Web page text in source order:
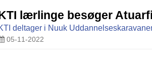
lærlinge besøger
deltager i Nuuk
05-11-2022